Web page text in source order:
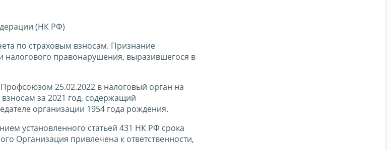
(НК РФ)
по страховым взносам. Признание
правонарушения, выразившегося в
Профсоюзом 25.02.2022 в налоговый орган на
за 2021 год, содержащий
организации 1954 года рождения.
установленного статьей 431 НК РФ срока
Организация привлечена к ответственности,